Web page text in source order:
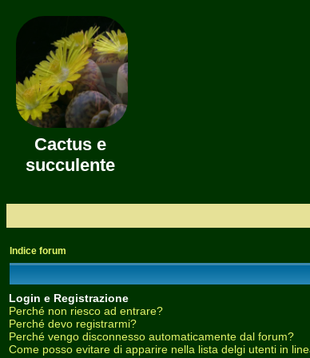
Cactus e
succulente
Indice forum
Login e Registrazione
Perché non riesco ad entrare?
Perché devo registrarmi?
Perché vengo disconnesso automaticamente dal forum?
Come posso evitare di apparire nella lista delgi utenti in